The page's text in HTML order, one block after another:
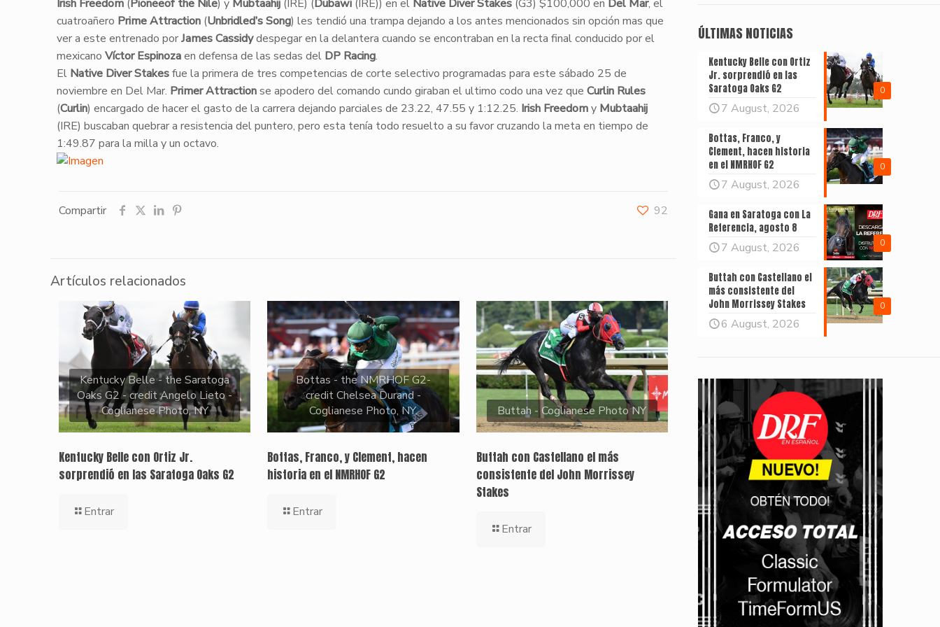
Irish Freedom(Pioneeof the Nile) y Mubtaahij(IRE) (Dubawi(IRE)) en el Native Diver Stakes(G3) $100,000 en Del Mar, el
cuatroañero Prime Attraction(Unbridled’s Song) les tendió una trampa dejando a los antes mencionados sin opción mas que
ver a este entrenado porJames Cassidydespegar en la delantera cuando se encontraban en la recta final conducido por el
mexicano Víctor Espinozaen defensa de las sedas del DP Racing.
​El Native Diver Stakesfue la primera de tres competencias de corte selectivo programadas para este sábado 25 de
noviembre en Del Mar. Primer Attractionse apodero del comando cundo giraban el ultimo codo una vez que Curlin Rules
(Curlin) encargado de hacer el gasto de la carrera dejando parciales de 23.22, 47.55 y 1:12.25. Irish Freedomy Mubtaahij
(IRE) buscaban quebrar a resistencia del puntero, pero esta tenía todo resuelto a su favor cruzando la meta en tiempo de
1:49.87 para la milla y un octavo.
Compartir 92
Artículos relacionados
Kentucky Belle - the Saratoga
Oaks G2 - credit Angelo Lieto -
Coglianese Photo, NY
Kentucky Belle con Ortiz Jr.
sorprendió en las Saratoga Oaks G2
Entrar
Bottas - the NMRHOF G2-
credit Chelsea Durand -
Coglianese Photo, NY.
Bottas, Franco, y Clement, hacen
historia en el NMRHOF G2
Entrar
Buttah - Coglianese Photo NY
Buttah con Castellano el más
consistente del John Morrissey
Stakes
Entrar
ÚLTIMAS NOTICIAS
0
Kentucky Belle con Ortiz
Jr. sorprendió en las
Saratoga Oaks G2
7 August, 2026
0
Bottas, Franco, y
Clement, hacen historia
en el NMRHOF G2
7 August, 2026
0
Gana en Saratoga con La
Referencia, agosto 8
7 August, 2026
0
Buttah con Castellano el
más consistente del
John Morrissey Stakes
6 August, 2026